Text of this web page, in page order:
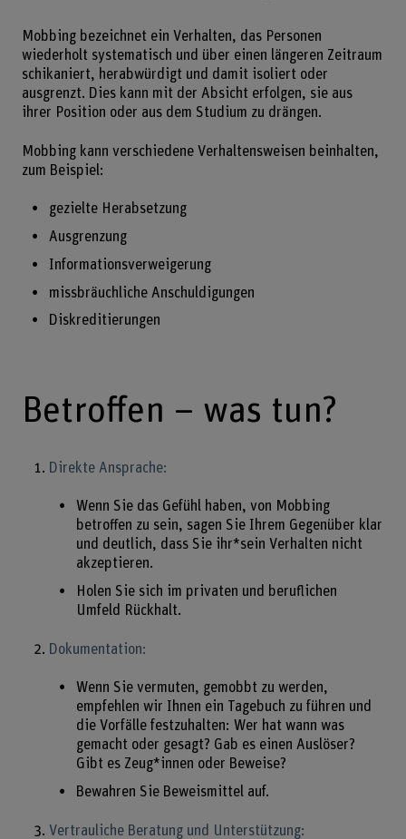
Mobbing bezeichnet ein Verhalten, das Personen
wiederholt systematisch und über einen längeren Zeitraum
schikaniert, herabwürdigt und damit isoliert oder
ausgrenzt. Dies kann mit der Absicht erfolgen, sie aus
ihrer Position oder aus dem Studium zu drängen.
Mobbing kann verschiedene Verhaltensweisen beinhalten,
zum Beispiel:
gezielte Herabsetzung
Ausgrenzung
Informationsverweigerung
missbräuchliche Anschuldigungen
Diskreditierungen
Betroffen – was tun?
Direkte Ansprache:
Wenn Sie das Gefühl haben, von Mobbing
betroffen zu sein, sagen Sie Ihrem Gegenüber klar
und deutlich, dass Sie ihr*sein Verhalten nicht
akzeptieren.
Holen Sie sich im privaten und beruflichen
Umfeld Rückhalt.
Dokumentation:
Wenn Sie vermuten, gemobbt zu werden,
empfehlen wir Ihnen ein Tagebuch zu führen und
die Vorfälle festzuhalten: Wer hat wann was
gemacht oder gesagt? Gab es einen Auslöser?
Gibt es Zeug*innen oder Beweise?
Bewahren Sie Beweismittel auf.
Vertrauliche Beratung und Unterstützung: